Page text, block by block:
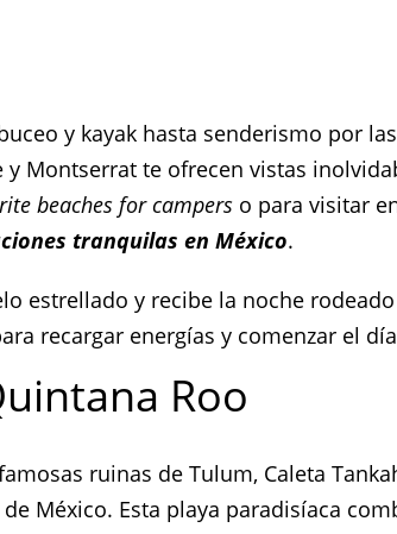
y kayak hasta senderismo por
y Montserrat te ofrecen vistas
beaches for campers o para visitar
tranquilas en México.
estrellado y recibe la noche
recargar energías y comenzar el
Roo
ruinas de Tulum, Caleta
México. Esta playa paradisíaca